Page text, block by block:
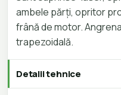
ambele părți, opritor
frână de motor.
trapezoidală.
Detalii tehnice